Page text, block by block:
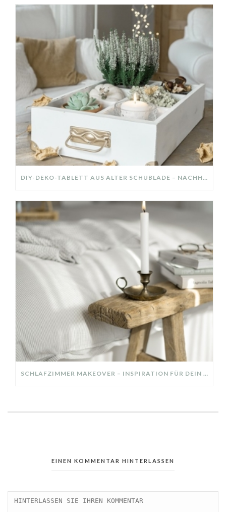
DIY-DEKO-TABLETT AUS ALTER SCHUBLADE – NACHHALTIGE HERBSTDEKO SELBER MACHEN!
SCHLAFZIMMER MAKEOVER – INSPIRATION FÜR DEIN SCHLAFZIMMER: AUS ALT MACH NEU – HELL, GEMÜTLICH UND EINLADEND
EINEN KOMMENTAR HINTERLASSEN